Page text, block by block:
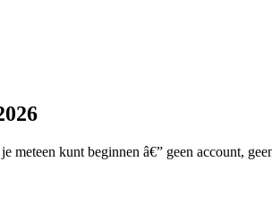
kunt beginnen â€” geen account,